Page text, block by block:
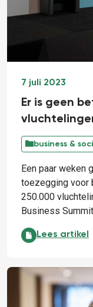
7 juli 2023
Er is geen
business &
Een paar weken
toezegging voor
250.000
Business
Er is geen
Lees artikel